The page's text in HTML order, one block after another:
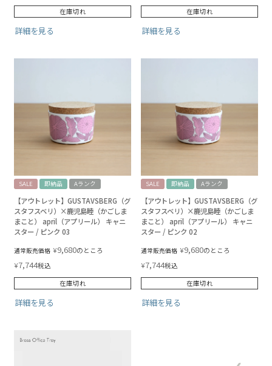
在庫切れ
詳細を見る
在庫切れ
詳細を見る
SALE 即納品 Aランク
【アウトレット】GUSTAVSBERG（グ
スタフスベリ）×鹿児島睦（かごしま
まこと） april（アプリール） キャニ
スター / ピンク 03
通常販売価格 ¥9,680のところ
¥7,744税込
在庫切れ
詳細を見る
SALE 即納品 Aランク
【アウトレット】GUSTAVSBERG（グ
スタフスベリ）×鹿児島睦（かごしま
まこと） april（アプリール） キャニ
スター / ピンク 02
通常販売価格 ¥9,680のところ
¥7,744税込
在庫切れ
詳細を見る